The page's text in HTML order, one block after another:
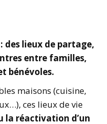
des lieux de partage,
entre familles,
bénévoles.
maisons (cuisine,
ces lieux de vie
la réactivation d’un